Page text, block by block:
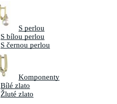
S perlou
S bílou perlou
S černou perlou
Komponenty
Bílé zlato
Žluté zlato